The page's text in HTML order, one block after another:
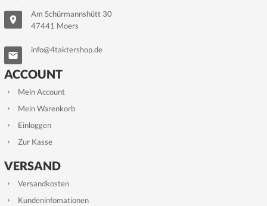
Am Schürmannshütt 30
47441 Moers
info@4taktershop.de
ACCOUNT
Mein Account
Mein Warenkorb
Einloggen
Zur Kasse
VERSAND
Versandkosten
Kundeninfomationen